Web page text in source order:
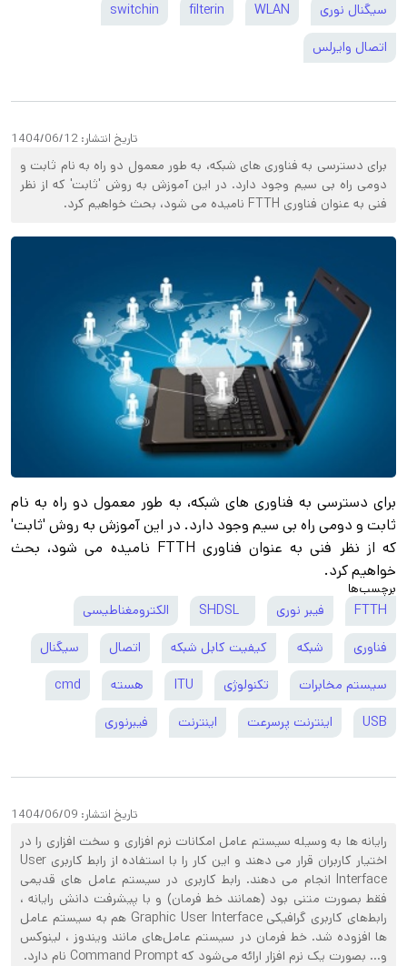
سیگنال نوری WLAN
filterin
switchin
اتصال وایرلس
تاریخ انتشار: 1404/06/12
برای دسترسی به فناوری های شبکه، به طور معمول دو راه به نام ثابت و
دومی راه بی سیم وجود دارد. در این آموزش به روش 'ثابت' که از نظر
فنی به عنوان فناوری FTTH نامیده می شود، بحث خواهیم کرد.
برای دسترسی به فناوری های شبکه، به طور معمول دو راه به نام
ثابت و دومی راه بی سیم وجود دارد. در این آموزش به روش 'ثابت'
که از نظر فنی به عنوان فناوری FTTH نامیده می شود، بحث
خواهیم کرد.
برچسب‌ها
FTTH فیبر نوری SHDSL الکترومغناطیسی
فناوری شبکه کیفیت کابل شبکه اتصال سیگنال
سیستم مخابرات تکنولوژی ITU هسته cmd
USB اینترنت پرسرعت اینترنت فیبرنوری
تاریخ انتشار: 1404/06/09
رایانه‌ ها به وسیله سیستم عامل امکانات نرم افزاری و سخت افزاری را در
اختیار کاربران قرار می‌ دهند و این کار را با استفاده از رابط کاربری User
Interface انجام می‌ دهند. رابط کاربری در سیستم عامل‌ های قدیمی
فقط بصورت متنی بود (همانند خط فرمان) و با پیشرفت دانش رایانه ،
رابط‌های کاربری گرافیکی Graphic User Interface هم به سیستم عامل‌
ها افزوده شد. خط فرمان در سیستم عامل‌های مانند ویندوز ، لینوکس
و… بصورت یک نرم افزار ارائه می‌شود که Command Prompt نام دارد.